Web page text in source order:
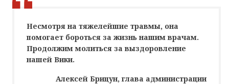
Несмотря на тяжелейшие травмы, она
помогает бороться за жизнь нашим врачам.
Продолжим молиться за выздоровление
нашей Вики.
Алексей Брицун, глава администрации